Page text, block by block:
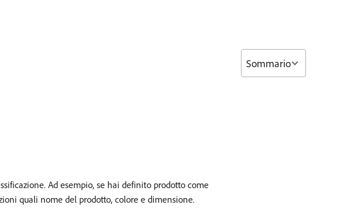
Ad esempio, se hai definito prodotto come
quali nome del prodotto, colore e dimensione.
Sommario